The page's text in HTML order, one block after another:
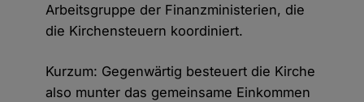
Arbeitsgruppe der Finanzministerien, die
die Kirchensteuern koordiniert.
Kurzum: Gegenwärtig besteuert die Kirche
also munter das gemeinsame Einkommen